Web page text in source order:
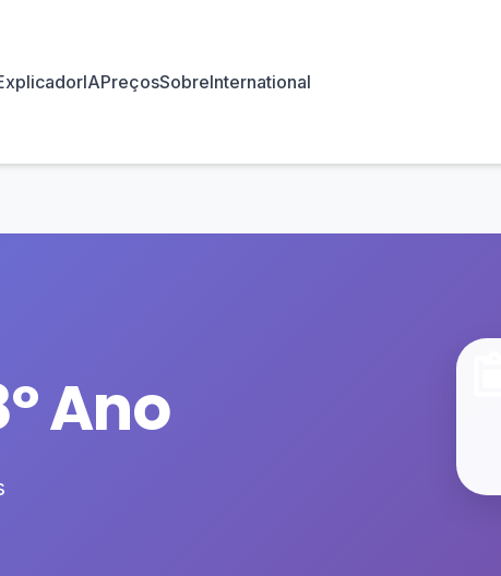
IAPreçosSobreInternational
Ano